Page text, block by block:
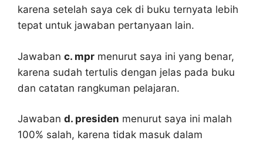
karena setelah saya cek di buku ternyata lebih
tepat untuk jawaban pertanyaan lain.
Jawaban c. mpr menurut saya ini yang benar,
karena sudah tertulis dengan jelas pada buku
dan catatan rangkuman pelajaran.
Jawaban d. presiden menurut saya ini malah
100% salah, karena tidak masuk dalam